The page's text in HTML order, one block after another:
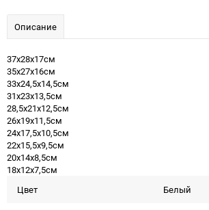
Описание
37х28х17см
35х27х16см
33х24,5х14,5см
31х23х13,5см
28,5х21х12,5см
26х19х11,5см
24х17,5х10,5см
22х15,5х9,5см
20х14х8,5см
18х12х7,5см
Цвет
Белый